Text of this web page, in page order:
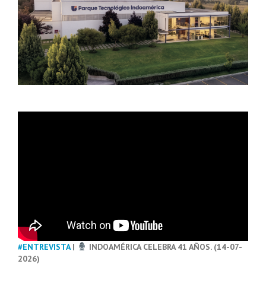
#ENTREVISTA|
INDOAMÉRICA CELEBRA 41 AÑOS. (14-07-
2026)